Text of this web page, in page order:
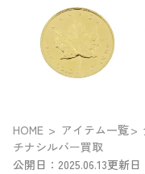
HOME アイテム一覧
チナシルバー買取
公開日：2025.06.13更新日